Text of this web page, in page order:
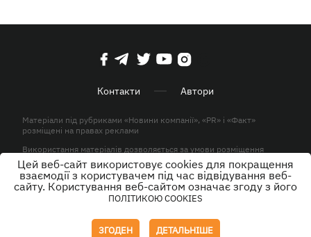
Контакти Автори
Матеріали під рубриками «Новини компанії», «PR» і «Факт»
розміщені на правах реклами
Використання матеріалів дозволяється за умови розміщення
активного гіперпосилання на KP.UA в першому абзаці.
© ТОВ «ЮЛАВ МЕДІА» 2026. Всі права захищені.
Цей веб-сайт використовує cookies для покращення
взаємодії з користувачем під час відвідування веб-
сайту. Користування веб-сайтом означає згоду з його
ПОЛІТИКОЮ COOKIES
ЗГОДЕН ДЕТАЛЬНІШЕ